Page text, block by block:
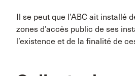
Il se peut que l’ABC ait installé
zones d’accès public de ses
l’existence et de la finalité de